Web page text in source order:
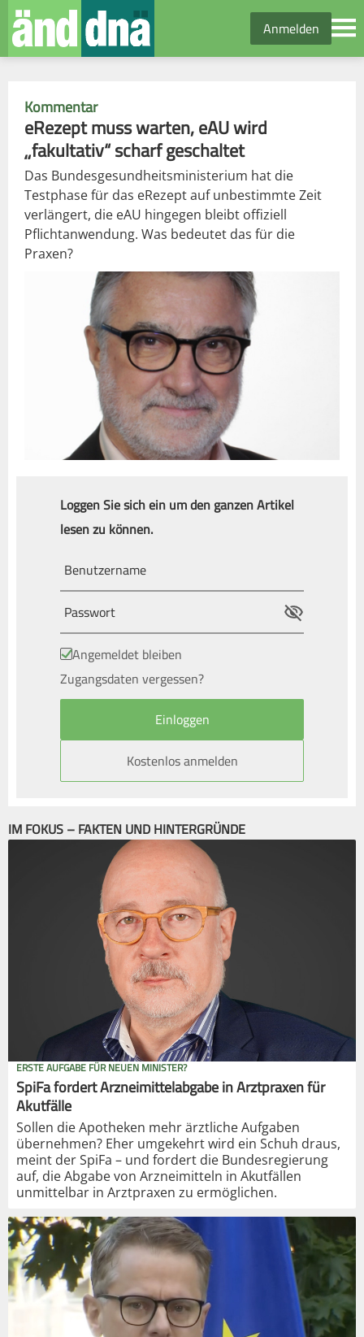
Anmelden
Kommentar
eRezept muss warten, eAU wird
„fakultativ“ scharf geschaltet
Das Bundesgesundheitsministerium hat die
Testphase für das eRezept auf unbestimmte Zeit
verlängert, die eAU hingegen bleibt offiziell
Pflichtanwendung. Was bedeutet das für die
Praxen?
Loggen Sie sich ein um den ganzen Artikel
lesen zu können.
Angemeldet bleiben
Zugangsdaten vergessen?
Kostenlos anmelden
IM FOKUS – FAKTEN UND HINTERGRÜNDE
ERSTE AUFGABE FÜR NEUEN MINISTER?
SpiFa fordert Arzneimittelabgabe in Arztpraxen für
Akutfälle
Sollen die Apotheken mehr ärztliche Aufgaben
übernehmen? Eher umgekehrt wird ein Schuh draus,
meint der SpiFa – und fordert die Bundesregierung
auf, die Abgabe von Arzneimitteln in Akutfällen
unmittelbar in Arztpraxen zu ermöglichen.